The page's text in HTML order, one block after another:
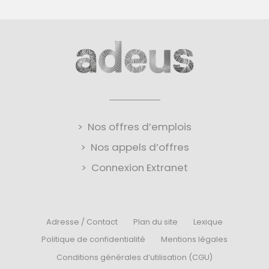
Nos offres d’emplois
Nos appels d’offres
Connexion Extranet
Adresse / Contact Plan du site
Lexique
Politique de confidentialité
Mentions légales
Conditions générales d’utilisation (CGU)